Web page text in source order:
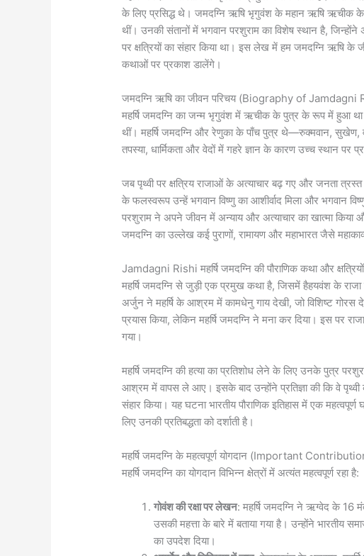
के लिए प्रसिद्ध थे। जमदग्नि ऋषि भृगुवंश के महान ऋषि ऋचीक
थीं। उनकी संतानों में भगवान परशुराम का विशेष स्थान है, जिन्होंने
पर क्षत्रियों का संहार किया था। इस लेख में हम जमदग्नि ऋषि के
कथाओं पर प्रकाश डालेंगे।
जमदग्नि ऋषि का जीवन परिचय (Biography of Jamdagni
महर्षि जमदग्नि का जन्म भृगुवंश में ऋचीक के पुत्र के रूप में हुआ
थीं। महर्षि जमदग्नि और रेणुका के पाँच पुत्र थे—रुक्मवान, सुखेण,
तपस्या, धार्मिकता और वेदों में गहरे ज्ञान के कारण उच्च स्थान पर
जब पृथ्वी पर क्षत्रिय राजाओं के अत्याचार बढ़ गए और जनता त्रस्त
के फलस्वरूप उन्हें भगवान विष्णु का आशीर्वाद मिला और भगवान
परशुराम ने अपने जीवन में अन्याय और अत्याचार का खात्मा किया
जमदग्नि का उल्लेख कई पुराणों, रामायण और महाभारत जैसे
Jamdagni Rishi महर्षि जमदग्नि की पौराणिक कथा और
महर्षि जमदग्नि से जुड़ी एक प्रमुख कथा है, जिसमें हैहयवंश के राजा
अर्जुन ने महर्षि के आश्रम में कामधेनु गाय देखी, जो विशिष्ट
प्रयास किया, लेकिन महर्षि जमदग्नि ने मना कर दिया। इस पर
गया।
महर्षि जमदग्नि की हत्या का प्रतिशोध लेने के लिए उनके पुत्र
आश्रम में वापस ले आए। इसके बाद उन्होंने प्रतिज्ञा की कि वे पृथ्वी
संहार किया। यह घटना भारतीय पौराणिक इतिहास में एक
लिए उनकी प्रतिबद्धता को दर्शाती है।
महर्षि जमदग्नि के महत्वपूर्ण योगदान (Important
महर्षि जमदग्नि का योगदान विभिन्न क्षेत्रों में अत्यंत महत्वपूर्ण रहा है:
गोवंश की रक्षा पर लेखन: महर्षि जमदग्नि ने ऋग्वेद के 16
उसकी महत्ता के बारे में बताया गया है। उन्होंने भारतीय
का उपदेश दिया।